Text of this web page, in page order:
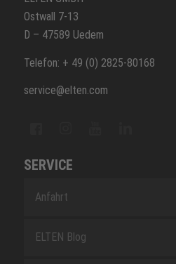
Ostwall 7-13
D – 47589 Uedem
Telefon: + 49 (0) 2825-80168
service@elten.com
SERVICE
Anfahrt
ELTEN Blog